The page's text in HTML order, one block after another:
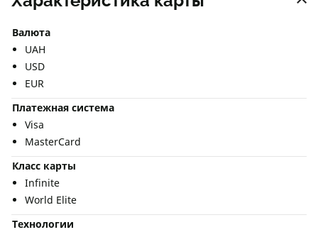
Валюта
UAH
USD
EUR
Платежная система
Visa
MasterCard
Класс карты
Infinite
World Elite
Технологии